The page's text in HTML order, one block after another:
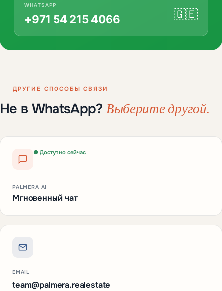
WHATSAPP
+971 54 215 4066 🇬🇪
ДРУГИЕ СПОСОБЫ СВЯЗИ
Не в WhatsApp? Выберите другой.
● Доступно сейчас
PALMERA AI
Мгновенный чат
EMAIL
team@palmera.realestate